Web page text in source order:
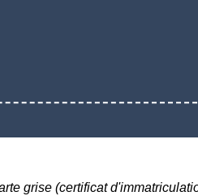
grise (certificat